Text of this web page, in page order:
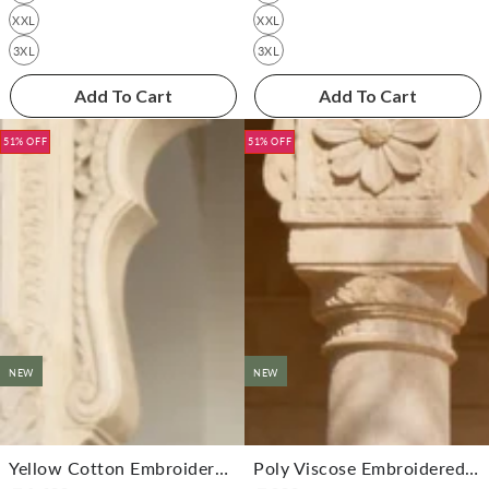
XXL
3XL
Add To Cart
XXL
3XL
Add To Cart
NEW
Yellow Cotton Embroidered Anarkali Calf Length Kurta With Pant And Dupatta
51% OFF
NEW
Poly Viscose Embroidered Flared Calf Length Dress
51% OFF